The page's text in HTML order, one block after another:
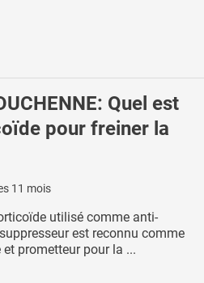
Quel est
pour freiner la
11 mois
utilisé comme anti-
est reconnu comme
prometteur pour la ...